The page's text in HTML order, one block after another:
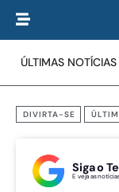
ÚLTIMAS NOTÍCIAS
DIVIRTA-SE
Siga o
E veja as